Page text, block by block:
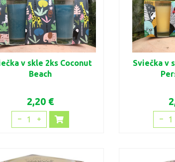
v skle 2ks Coconut
Beach
2,20 €
1
Sviečka v
1